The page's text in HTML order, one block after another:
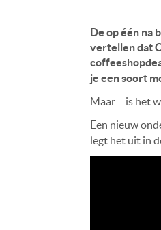
De op één na
vertellen dat
je een soort
Maar… is het
Een nieuw
legt het uit in